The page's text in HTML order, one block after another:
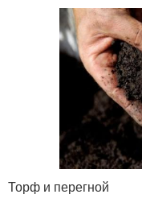
Торф и перегной